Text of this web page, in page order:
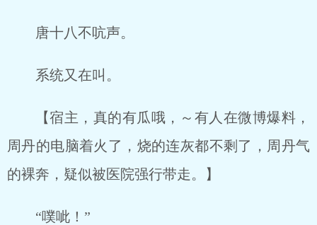
唐十八不吭声。
系统又在叫。
【宿主，真的有瓜哦，～有人在微博爆料，
周丹的电脑着火了，烧的连灰都不剩了，周丹气
的裸奔，疑似被医院强行带走。】
“噗呲！”